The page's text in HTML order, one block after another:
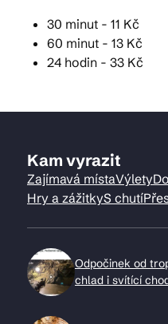
30 minut - 11 Kč
60 minut - 13 Kč
24 hodin - 33 Kč
Kam vyrazit
Zajímavá místaVýlety
Hry a zážitkyS chutí
Odpočinek od
chlad i svítící